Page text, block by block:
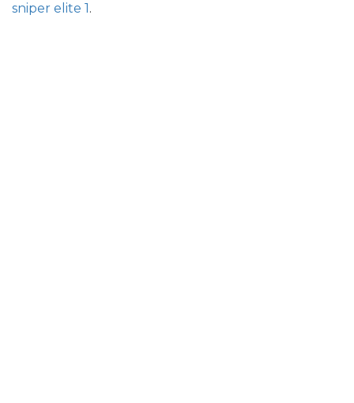
sniper elite 1.